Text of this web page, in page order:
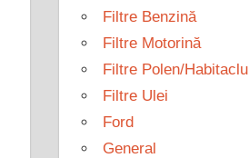
Filtre Benzină
Filtre Motorină
Filtre Polen/Habitaclu
Filtre Ulei
Ford
General